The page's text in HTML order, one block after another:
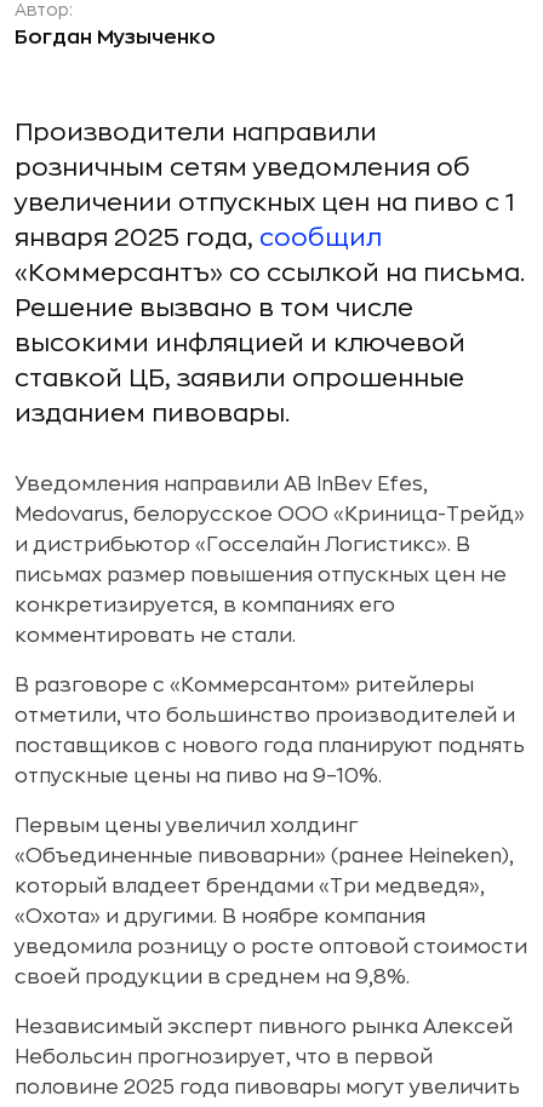
Автор:
Богдан Музыченко
Производители направили
розничным сетям уведомления об
увеличении отпускных цен на пиво с 1
января 2025 года, сообщил
«Коммерсантъ» со ссылкой на письма.
Решение вызвано в том числе
высокими инфляцией и ключевой
ставкой ЦБ, заявили опрошенные
изданием пивовары.
Уведомления направили AB InBev Efes,
Medovarus, белорусское ООО «Криница-Трейд»
и дистрибьютор «Госселайн Логистикс». В
письмах размер повышения отпускных цен не
конкретизируется, в компаниях его
комментировать не стали.
В разговоре с «Коммерсантом» ритейлеры
отметили, что большинство производителей и
поставщиков с нового года планируют поднять
отпускные цены на пиво на 9–10%.
Первым цены увеличил холдинг
«Объединенные пивоварни» (ранее Heineken),
который владеет брендами «Три медведя»,
«Охота» и другими. В ноябре компания
уведомила розницу о росте оптовой стоимости
своей продукции в среднем на 9,8%.
Независимый эксперт пивного рынка Алексей
Небольсин прогнозирует, что в первой
половине 2025 года пивовары могут увеличить